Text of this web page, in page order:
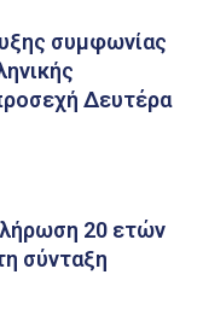
συμφωνίας
Δευτέρα
20 ετών
σύνταξη